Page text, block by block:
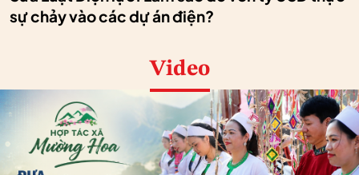
sự chảy vào các dự án điện?
Video